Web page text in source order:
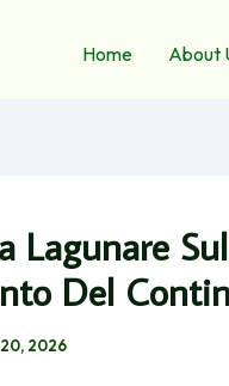
Home About
Lagunare
Del
2026